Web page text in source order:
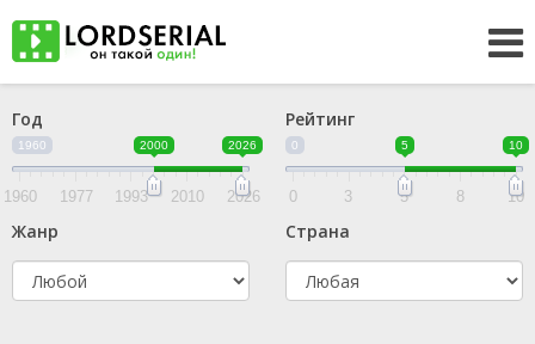
Год
1960 2000 2026
1960 1977 1993 2010 2026
Рейтинг
0 5 10
0 3 5 8 10
Жанр Страна